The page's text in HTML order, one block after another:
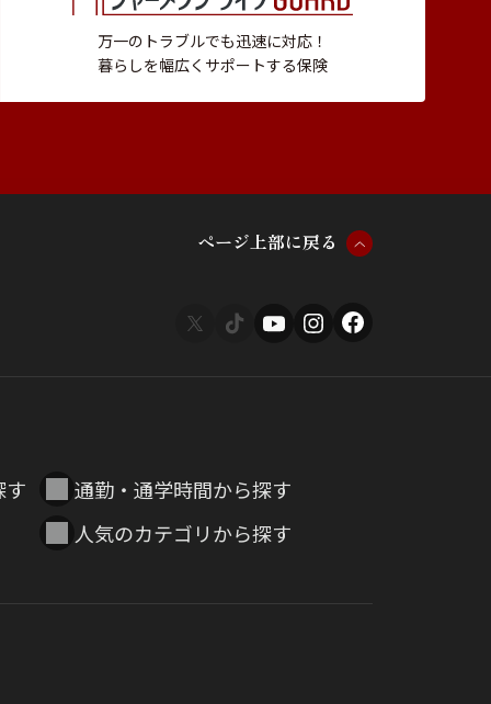
万一のトラブルでも迅速に対応！
暮らしを幅広くサポートする保険
ページ上部に戻る
す
通勤・通学時間から探す
人気のカテゴリから探す